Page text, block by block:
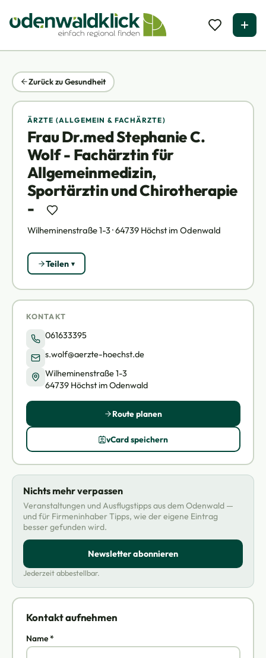
Zurück zu Gesundheit
ÄRZTE (ALLGEMEIN & FACHÄRZTE)
Frau Dr.med Stephanie C.
Wolf - Fachärztin für
Allgemeinmedizin,
Sportärztin und Chirotherapie
-
Wilheminenstraße 1-3 · 64739 Höchst im Odenwald
Teilen
Kontakt aufnehmen
Name *
KONTAKT
061633395
s.wolf@aerzte-hoechst.de
Wilheminenstraße 1-3
64739 Höchst im Odenwald
Route planen
vCard speichern
Nichts mehr verpassen
Veranstaltungen und Ausflugstipps aus dem Odenwald —
und für Firmeninhaber Tipps, wie der eigene Eintrag
besser gefunden wird.
Newsletter abonnieren
Jederzeit abbestellbar.